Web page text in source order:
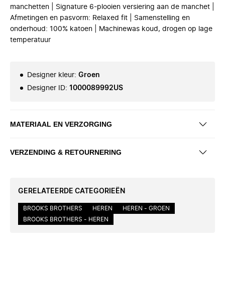
manchetten | Signature 6-plooien versiering aan de manchet |
Afmetingen en pasvorm: Relaxed fit | Samenstelling en
onderhoud: 100% katoen | Machinewas koud, drogen op lage
temperatuur
Designer kleur: Groen
Designer ID: 1000089992US
MATERIAAL EN VERZORGING
VERZENDING & RETOURNERING
GERELATEERDE CATEGORIEËN
BROOKS BROTHERS HEREN
HEREN - GROEN
BROOKS BROTHERS - HEREN